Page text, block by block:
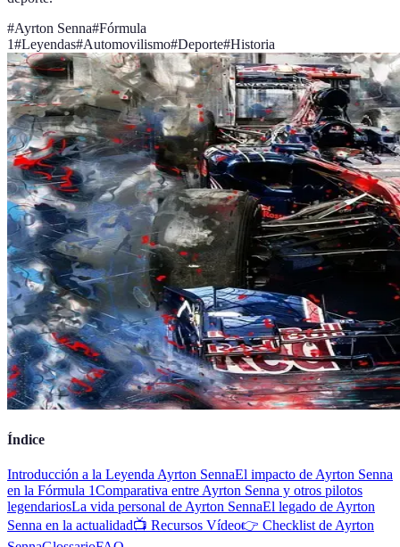
#Ayrton Senna#Fórmula
1#Leyendas#Automovilismo#Deporte#Historia
Índice
Introducción a la Leyenda Ayrton SennaEl impacto de Ayrton Senna
en la Fórmula 1Comparativa entre Ayrton Senna y otros pilotos
legendariosLa vida personal de Ayrton SennaEl legado de Ayrton
Senna en la actualidad📺 Recursos Vídeo👉 Checklist de Ayrton